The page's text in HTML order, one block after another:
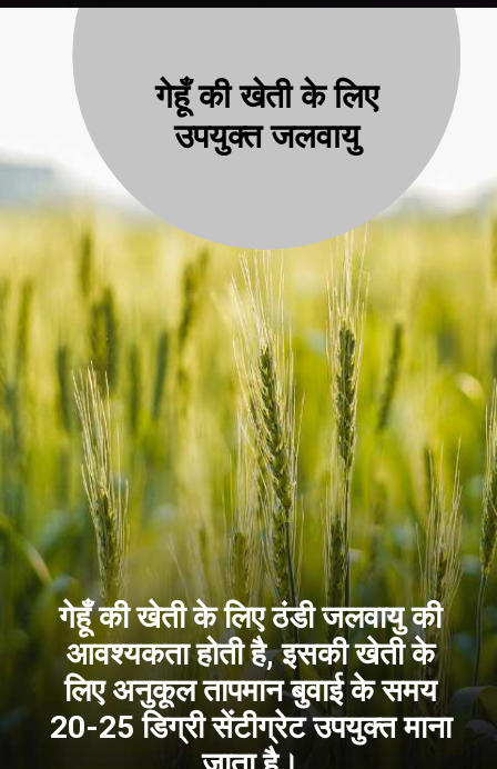
गेहूँ की खेती के लिए
उपयुक्त जलवायु
गेहूँ की खेती के लिए ठंडी जलवायु की
आवश्यकता होती है, इसकी खेती के
लिए अनुकूल तापमान बुवाई के समय
20-25 डिग्री सेंटीग्रेट उपयुक्त माना